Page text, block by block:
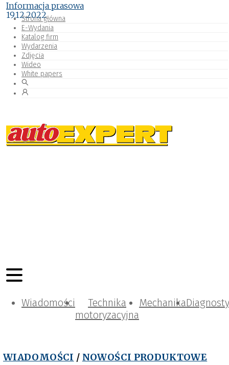
Strona główna
E-Wydania
Katalog firm
Wydarzenia
Zdjęcia
Wideo
White papers
Wiadomości
Technika
motoryzacyjna
Mechanika
WIADOMOŚCI / NOWOŚCI PRODUKTOWE
Informacja prasowa
19.12.2022